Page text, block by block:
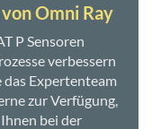
Omni Ray
P Sensoren
verbessern
Expertenteam
zur Verfügung,
bei der